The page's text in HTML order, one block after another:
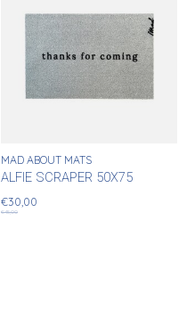
MAD ABOUT MATS
ALFIE SCRAPER 50X75
€30,00
€45,00